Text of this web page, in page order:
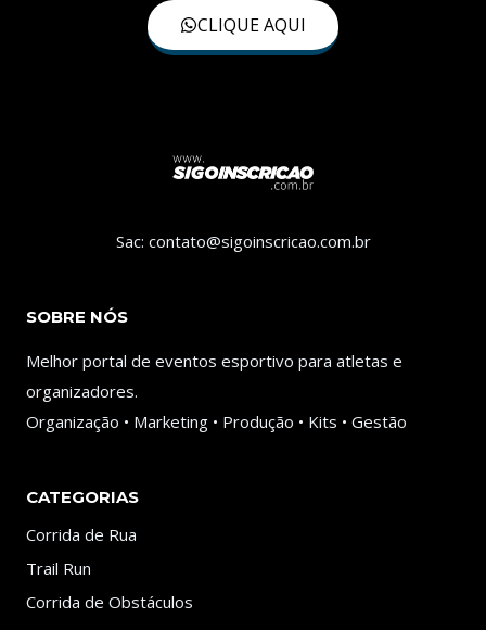
CLIQUE AQUI
Sac: contato@sigoinscricao.com.br
SOBRE NÓS
Melhor portal de eventos esportivo para atletas e
organizadores.
Organização • Marketing • Produção • Kits • Gestão
CATEGORIAS
Corrida de Rua
Trail Run
Corrida de Obstáculos